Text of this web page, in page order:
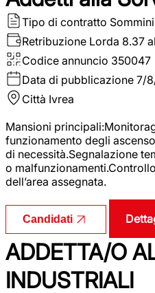
Tipo di contratto
Retribuzione Lorda 8.37
Codice annuncio 350047
Data di pubblicazione 7/
Città Ivrea
Mansioni
funzionamento degli
di necessità.Segnalazione
o
dell’area assegnata.
Candidati
ADDETTA/O
INDUSTRIALI